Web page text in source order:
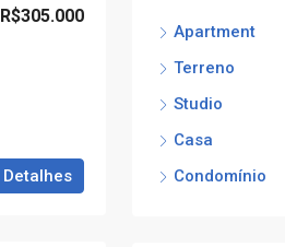
R$305.000
Detalhes
Apartment
Terreno
Studio
Casa
Condomínio